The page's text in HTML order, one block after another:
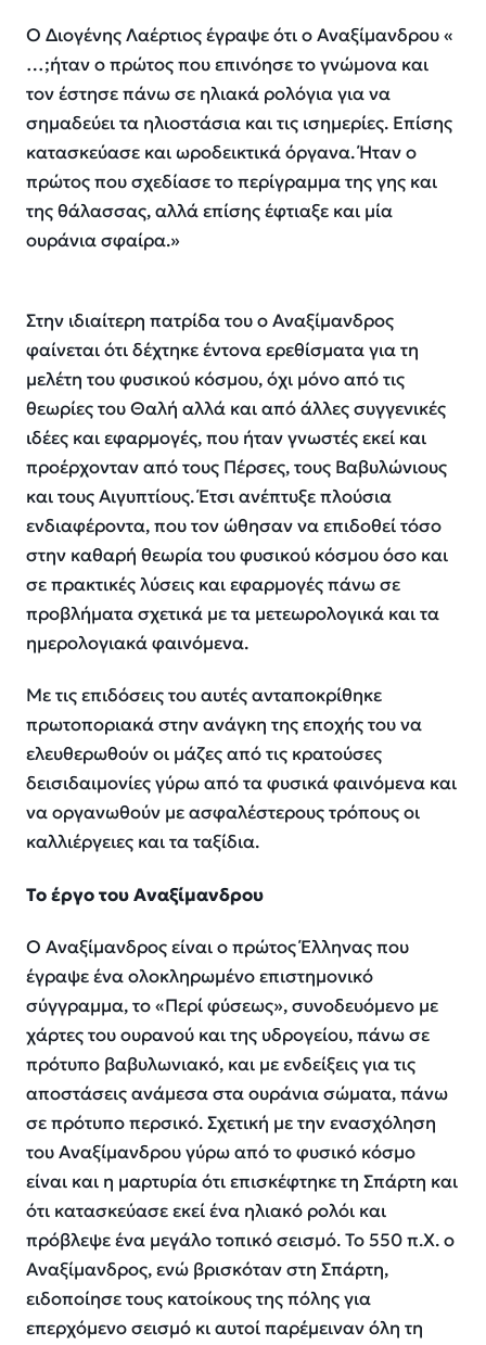
Ο Διογένης Λαέρτιος έγραψε ότι ο Αναξίμανδρου «
…;ήταν ο πρώτος που επινόησε το γνώμονα και
τον έστησε πάνω σε ηλιακά ρολόγια για να
σημαδεύει τα ηλιοστάσια και τις ισημερίες. Επίσης
κατασκεύασε και ωροδεικτικά όργανα. Ήταν ο
πρώτος που σχεδίασε το περίγραμμα της γης και
της θάλασσας, αλλά επίσης έφτιαξε και μία
ουράνια σφαίρα.»
Στην ιδιαίτερη πατρίδα του ο Αναξίμανδρος
φαίνεται ότι δέχτηκε έντονα ερεθίσματα για τη
μελέτη του φυσικού κόσμου, όχι μόνο από τις
θεωρίες του Θαλή αλλά και από άλλες συγγενικές
ιδέες και εφαρμογές, που ήταν γνωστές εκεί και
προέρχονταν από τους Πέρσες, τους Βαβυλώνιους
και τους Αιγυπτίους. Έτσι ανέπτυξε πλούσια
ενδιαφέροντα, που τον ώθησαν να επιδοθεί τόσο
στην καθαρή θεωρία του φυσικού κόσμου όσο και
σε πρακτικές λύσεις και εφαρμογές πάνω σε
προβλήματα σχετικά με τα μετεωρολογικά και τα
ημερολογιακά φαινόμενα.
Με τις επιδόσεις του αυτές ανταποκρίθηκε
πρωτοποριακά στην ανάγκη της εποχής του να
ελευθερωθούν οι μάζες από τις κρατούσες
δεισιδαιμονίες γύρω από τα φυσικά φαινόμενα και
να οργανωθούν με ασφαλέστερους τρόπους οι
καλλιέργειες και τα ταξίδια.
Το έργο του Αναξίμανδρου
Ο Αναξίμανδρος είναι ο πρώτος Έλληνας που
έγραψε ένα ολοκληρωμένο επιστημονικό
σύγγραμμα, το «Περί φύσεως», συνοδευόμενο με
χάρτες του ουρανού και της υδρογείου, πάνω σε
πρότυπο βαβυλωνιακό, και με ενδείξεις για τις
αποστάσεις ανάμεσα στα ουράνια σώματα, πάνω
σε πρότυπο περσικό. Σχετική με την ενασχόληση
του Αναξίμανδρου γύρω από το φυσικό κόσμο
είναι και η μαρτυρία ότι επισκέφτηκε τη Σπάρτη και
ότι κατασκεύασε εκεί ένα ηλιακό ρολόι και
πρόβλεψε ένα μεγάλο τοπικό σεισμό. Το 550 π.Χ. ο
Αναξίμανδρος, ενώ βρισκόταν στη Σπάρτη,
ειδοποίησε τους κατοίκους της πόλης για
επερχόμενο σεισμό κι αυτοί παρέμειναν όλη τη